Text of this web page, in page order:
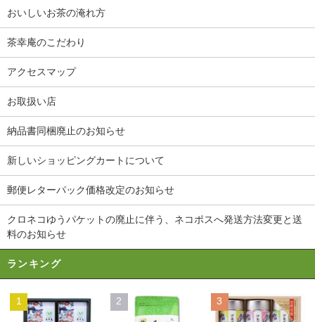
おいしいお茶の淹れ方
茶幸庵のこだわり
アクセスマップ
お取扱い店
納品書同梱廃止のお知らせ
新しいショッピングカートについて
郵便レターパック価格改定のお知らせ
クロネコゆうパケットの廃止に伴う、ネコポスへ発送方法変更と送
料のお知らせ
ランキング
1 2 3